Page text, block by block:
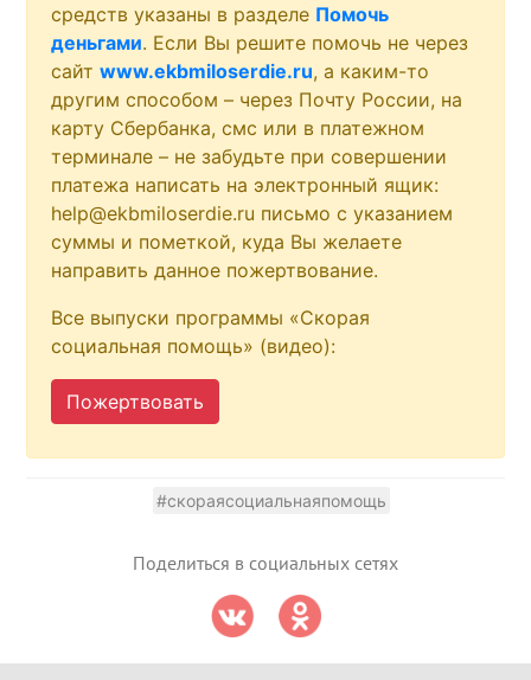
средств указаны в разделе Помочь
деньгами. Если Вы решите помочь не через
сайтwww.ekbmiloserdie.ru, а каким-то
другим способом – через Почту России, на
карту Сбербанка, смс или в платежном
терминале – не забудьте при совершении
платежа написать на электронный ящик:
help@ekbmiloserdie.ru письмо с указанием
суммы и пометкой, куда Вы желаете
направить данное пожертвование.
Все выпуски программы «Скорая
социальная помощь» (видео):
Пожертвовать
#скораясоциальнаяпомощь
Поделиться в социальных сетях